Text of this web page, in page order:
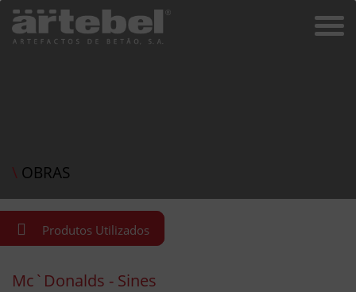
\ OBRAS
Produtos Utilizados
Mc`Donalds - Sines